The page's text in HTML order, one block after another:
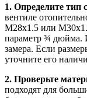
1. Определите тип
вентиле
M28x1.5 или
параметр ¾ дюйма.
замера. Если
уточните его
2. Проверьте
подходят для